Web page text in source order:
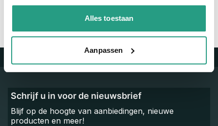
Alles toestaan
Aanpassen
Schrijf u in voor de nieuwsbrief
Blijf op de hoogte van aanbiedingen, nieuwe
producten en meer!